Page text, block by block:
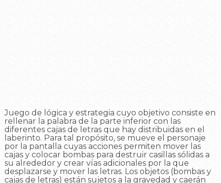
Juego de lógica y estrategia cuyo objetivo consiste en
rellenar la palabra de la parte inferior con las
diferentes cajas de letras que hay distribuidas en el
laberinto. Para tal propósito, se mueve el personaje
por la pantalla cuyas acciones permiten mover las
cajas y colocar bombas para destruir casillas sólidas a
su alrededor y crear vías adicionales por la que
desplazarse y mover las letras. Los objetos (bombas y
cajas de letras) están sujetos a la gravedad y caerán